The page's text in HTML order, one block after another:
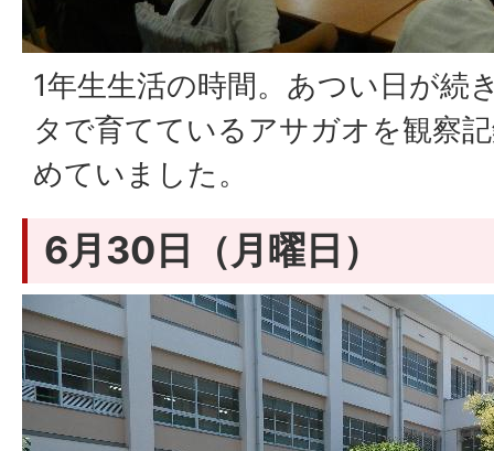
1年生生活の時間。あつい日が続
タで育てているアサガオを観察
めていました。
6月30日（月曜日）